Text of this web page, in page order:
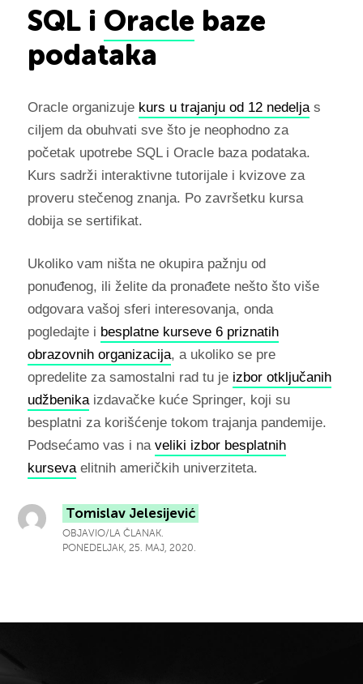
SQL i Oracle baze
podataka
Oracle organizuje kurs u trajanju od 12 nedeljas
ciljem da obuhvati sve što je neophodno za
početak upotrebe SQL i Oracle baza podataka.
Kurs sadrži interaktivne tutorijale i kvizove za
proveru stečenog znanja. Po završetku kursa
dobija se sertifikat.
Ukoliko vam ništa ne okupira pažnju od
ponuđenog, ili želite da pronađete nešto što više
odgovara vašoj sferi interesovanja, onda
pogledajte i besplatne kurseve 6 priznatih
obrazovnih organizacija, a ukoliko se pre
opredelite za samostalni rad tu je izbor otključanih
udžbenikaizdavačke kuće Springer, koji su
besplatni za korišćenje tokom trajanja pandemije.
Podsećamo vas i na veliki izbor besplatnih
kursevaelitnih američkih univerziteta.
Tomislav Jelesijević
OBJAVIO/LA ČLANAK.
PONEDELJAK, 25. MAJ, 2020.